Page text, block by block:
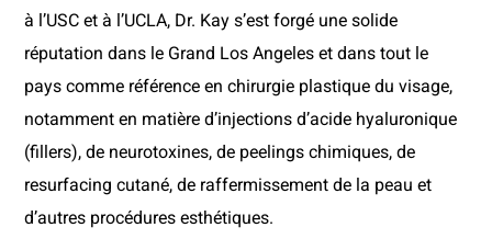
à l’USC et à l’UCLA, Dr. Kay s’est forgé une solide
réputation dans le Grand Los Angeles et dans tout le
pays comme référence en chirurgie plastique du visage,
notamment en matière d’injections d’acide hyaluronique
(fillers), de neurotoxines, de peelings chimiques, de
resurfacing cutané, de raffermissement de la peau et
d’autres procédures esthétiques.